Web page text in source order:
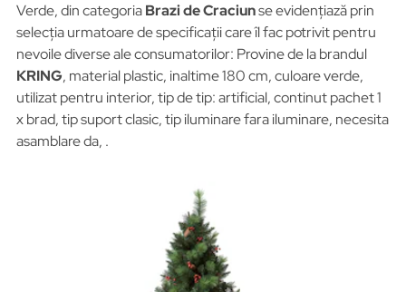
Verde, din categoriaBrazi de Craciunse evidențiază prin
selecția urmatoare de specificații care îl fac potrivit pentru
nevoile diverse ale consumatorilor: Provine de la brandul
KRING, material plastic, inaltime 180 cm, culoare verde,
utilizat pentru interior, tip de tip: artificial, continut pachet 1
x brad, tip suport clasic, tip iluminare fara iluminare, necesita
asamblare da, .